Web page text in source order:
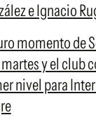
e Ignacio
momento de
y el club
nivel para